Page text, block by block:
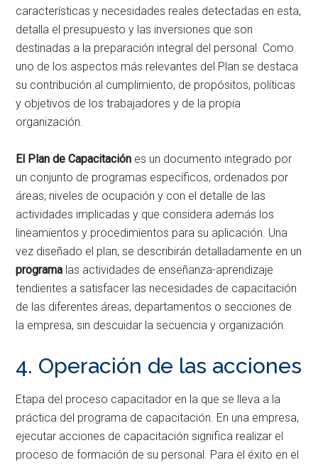
características y necesidades reales detectadas en esta,
detalla el presupuesto y las inversiones que son
destinadas a la preparación integral del personal. Como
uno de los aspectos más relevantes del Plan se destaca
su contribución al cumplimiento, de propósitos, políticas
y objetivos de los trabajadores y de la propia
organización.
El Plan de Capacitación es un documento integrado por
un conjunto de programas específicos, ordenados por
áreas, niveles de ocupación y con el detalle de las
actividades implicadas y que considera además los
lineamientos y procedimientos para su aplicación. Una
vez diseñado el plan, se describirán detalladamente en un
programa las actividades de enseñanza-aprendizaje
tendientes a satisfacer las necesidades de capacitación
de las diferentes áreas, departamentos o secciones de
la empresa, sin descuidar la secuencia y organización.
4. Operación de las acciones
Etapa del proceso capacitador en la que se lleva a la
práctica del programa de capacitación. En una empresa,
ejecutar acciones de capacitación significa realizar el
proceso de formación de su personal. Para el éxito en el